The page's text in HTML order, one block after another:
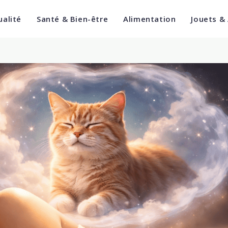
Santé & Bien-être Alimentation Jouets